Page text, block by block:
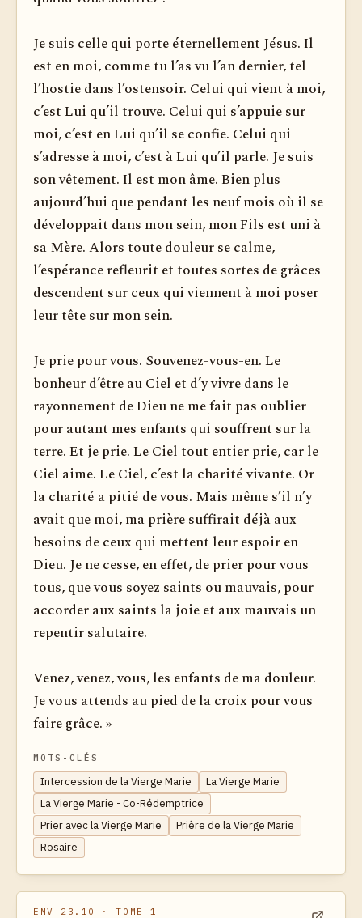
Je suis celle qui porte éternellement Jésus. Il
est en moi, comme tu l’as vu l’an dernier, tel
l’hostie dans l’ostensoir. Celui qui vient à moi,
c’est Lui qu’il trouve. Celui qui s’appuie sur
moi, c’est en Lui qu’il se confie. Celui qui
s’adresse à moi, c’est à Lui qu’il parle. Je suis
son vêtement. Il est mon âme. Bien plus
aujourd’hui que pendant les neuf mois où il se
développait dans mon sein, mon Fils est uni à
sa Mère. Alors toute douleur se calme,
l’espérance refleurit et toutes sortes de grâces
descendent sur ceux qui viennent à moi poser
leur tête sur mon sein.
Je prie pour vous. Souvenez-vous-en. Le
bonheur d’être au Ciel et d’y vivre dans le
rayonnement de Dieu ne me fait pas oublier
pour autant mes enfants qui souffrent sur la
terre. Et je prie. Le Ciel tout entier prie, car le
Ciel aime. Le Ciel, c’est la charité vivante. Or
la charité a pitié de vous. Mais même s’il n’y
avait que moi, ma prière suffirait déjà aux
besoins de ceux qui mettent leur espoir en
Dieu. Je ne cesse, en effet, de prier pour vous
tous, que vous soyez saints ou mauvais, pour
accorder aux saints la joie et aux mauvais un
repentir salutaire.
Venez, venez, vous, les enfants de ma douleur.
Je vous attends au pied de la croix pour vous
faire grâce. »
MOTS-CLÉS
Intercession de la Vierge Marie
La Vierge Marie
La Vierge Marie - Co-Rédemptrice
Prier avec la Vierge Marie
Prière de la Vierge Marie
Rosaire
EMV 23.10 · TOME 1